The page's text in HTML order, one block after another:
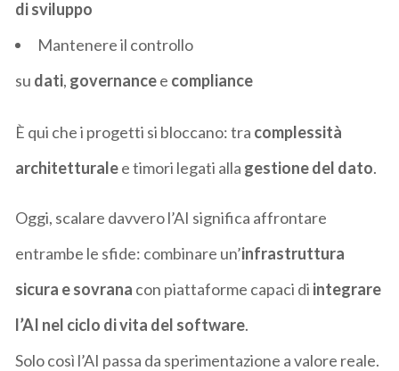
di sviluppo
Mantenere il controllo
su dati, governancee compliance
È qui che i progetti si bloccano: tra complessità
architetturalee timori legati alla gestione del dato.
Oggi, scalare davvero l’AI significa affrontare
entrambe le sfide: combinare un’infrastruttura
sicura e sovrana con piattaforme capaci di integrare
l’AI nel ciclo di vita del software.
Solo così l’AI passa da sperimentazione a valore reale.